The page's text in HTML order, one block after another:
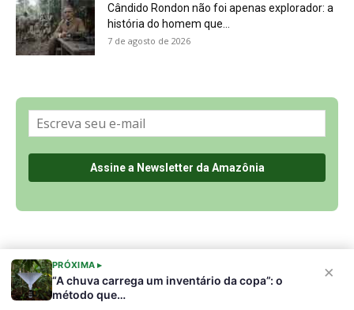
×
PRÓXIMA ▸
“A chuva carrega um inventário da copa”: o
método que…
Política de Privacidade, LGPD e RGPD
Últimas Notícias
🌎 Español
©